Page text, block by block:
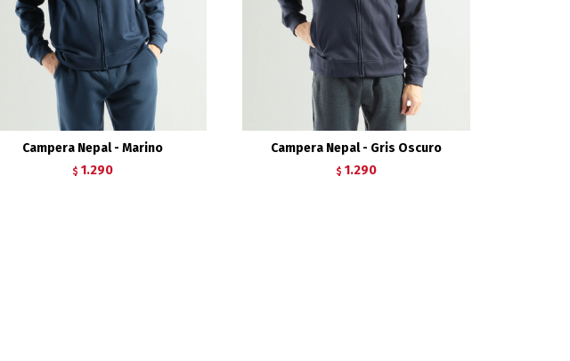
Campera Nepal - Marino
$ 1.290
Campera Nepal - Gris Oscuro
$ 1.290